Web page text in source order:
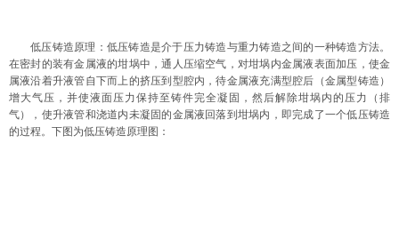
低压铸造原理：低压铸造是介于压力铸造与重力铸造之间的一种铸造方法。
在密封的装有金属液的坩埚中，通人压缩空气，对坩埚内金属液表面加压，使金
属液沿着升液管自下而上的挤压到型腔内，待金属液充满型腔后（金属型铸造）
增大气压，并使液面压力保持至铸件完全凝固，然后解除坩埚内的压力（排
气），使升液管和浇道内未凝固的金属液回落到坩埚内，即完成了一个低压铸造
的过程。下图为低压铸造原理图：